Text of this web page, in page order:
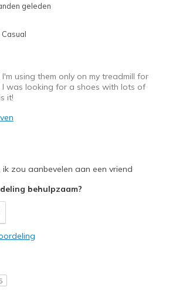
geleden
Casual
I'm using them only on my treadmill for
I was looking for a shoes with lots of
it!
ik zou aanbevelen aan een vriend
behulpzaam?